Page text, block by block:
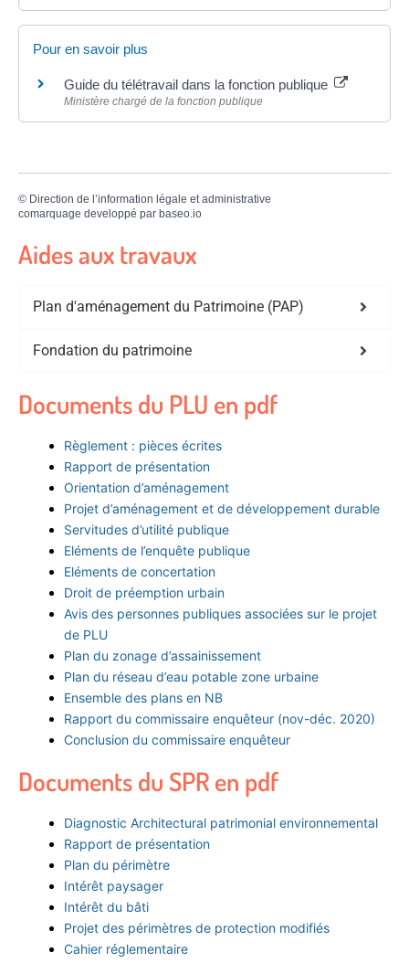
Pour en savoir plus
Guide du télétravail dans la fonction publique
Ministère chargé de la fonction publique
© Direction de l’information légale et administrative
comarquage developpé par baseo.io
Aides aux travaux
Plan d'aménagement du Patrimoine (PAP)
Fondation du patrimoine
Documents du PLU en pdf
Règlement : pièces écrites
Rapport de présentation
Orientation d’aménagement
Projet d’aménagement et de développement durable
Servitudes d’utilité publique
Eléments de l’enquête publique
Eléments de concertation
Droit de préemption urbain
Avis des personnes publiques associées sur le projet
de PLU
Plan du zonage d’assainissement
Plan du réseau d’eau potable zone urbaine
Ensemble des plans en NB
Rapport du commissaire enquêteur (nov-déc. 2020)
Conclusion du commissaire enquêteur
Documents du SPR en pdf
Diagnostic Architectural patrimonial environnemental
Rapport de présentation
Plan du périmètre
Intérêt paysager
Intérêt du bâti
Projet des périmètres de protection modifiés
Cahier réglementaire